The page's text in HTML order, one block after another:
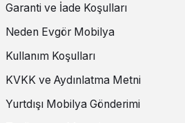
Garanti ve İade Koşulları
Neden Evgör Mobilya
Kullanım Koşulları
KVKK ve Aydınlatma Metni
Yurtdışı Mobilya Gönderimi